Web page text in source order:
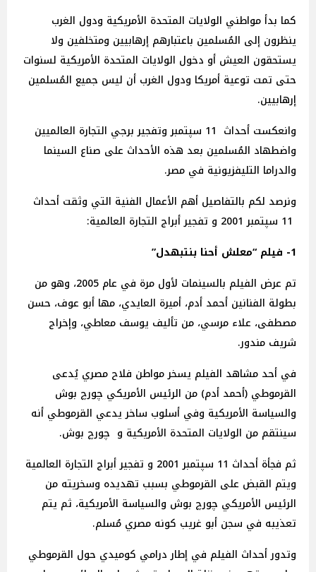
كما بدأ مواطني الولايات المتحدة الأمريكية ودول الغرب
ينظرون إلى المُسلمين باعتبارهم إرهابيين ومتخلفين ولا
يستحقون العيش أو دخول الولايات المتحدة الأمريكية لسنوات
حتى تمت توعية أمريكا ودول الغرب أن ليس جميع المُسلمين
إرهابيين.
وانعكست أحداث 11 سپتمبر وتفجير برجي التجارة العالميين
واضطهاد المُسلمين بعد هذه الأحداث على صناع السينما
والدراما التليفزيونية في مصر.
ونرصد لكم بالتفاصيل أهم الأعمال الفنية التي وثقت أحداث
1- فيلم “معلش أحنا بنتبهدل”
تم عرض الفيلم بالسينمات لأول مرة في عام 2005، وهو من
بطولة الفنانين أحمد أدم، أميرة العايدي، مها أبو عوف، حسن
مصطفى، علاء مرسي، من تأليف يوسف معاطي، وإخراج
شريف مندور.
في أحد مشاهد الفيلم يسخر مواطن فلاح مصري يُدعى
القرموطي (أحمد أدم) من الرئيس الأمريكي چورچ بوش
والسياسة الأمريكية وفي أسلوب ساخر يدعي القرموطي أنه
سينتقم من الولايات المتحدة الأمريكية و چورچ بوش.
ثم فجأة أحداث 11 سپتمبر 2001 و تفجير أبراج التجارة العالمية
ويتم القبض على القرموطي بسبب تهديده وسخريته من
الرئيس الأمريكي چورچ بوش والسياسة الأمريكية، ثم يتم
تعذيبه في سجن أبو غريب كونه مصري مُسلم.
وتدور أحداث الفيلم في إطار درامي كوميدي حول القرموطي